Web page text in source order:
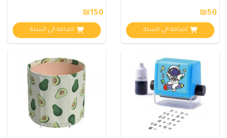
₪50
اضافة الي السلة
₪150
اضافة الي السلة